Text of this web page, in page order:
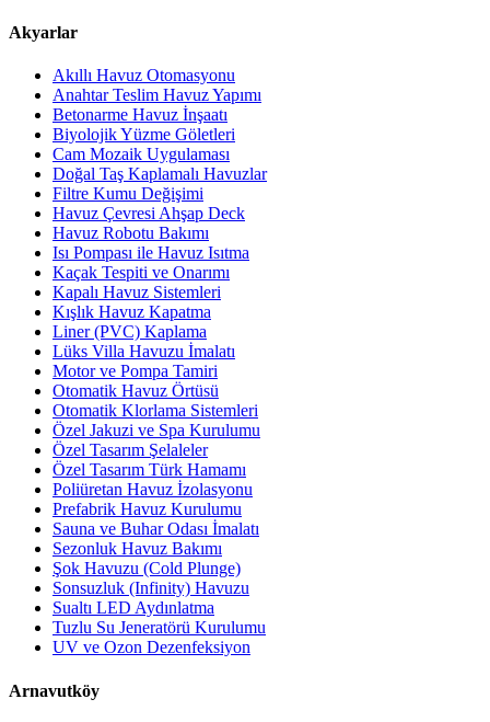
Akyarlar
Akıllı Havuz Otomasyonu
Anahtar Teslim Havuz Yapımı
Betonarme Havuz İnşaatı
Biyolojik Yüzme Göletleri
Cam Mozaik Uygulaması
Doğal Taş Kaplamalı Havuzlar
Filtre Kumu Değişimi
Havuz Çevresi Ahşap Deck
Havuz Robotu Bakımı
Isı Pompası ile Havuz Isıtma
Kaçak Tespiti ve Onarımı
Kapalı Havuz Sistemleri
Kışlık Havuz Kapatma
Liner (PVC) Kaplama
Lüks Villa Havuzu İmalatı
Motor ve Pompa Tamiri
Otomatik Havuz Örtüsü
Otomatik Klorlama Sistemleri
Özel Jakuzi ve Spa Kurulumu
Özel Tasarım Şelaleler
Özel Tasarım Türk Hamamı
Poliüretan Havuz İzolasyonu
Prefabrik Havuz Kurulumu
Sauna ve Buhar Odası İmalatı
Sezonluk Havuz Bakımı
Şok Havuzu (Cold Plunge)
Sonsuzluk (Infinity) Havuzu
Sualtı LED Aydınlatma
Tuzlu Su Jeneratörü Kurulumu
UV ve Ozon Dezenfeksiyon
Arnavutköy